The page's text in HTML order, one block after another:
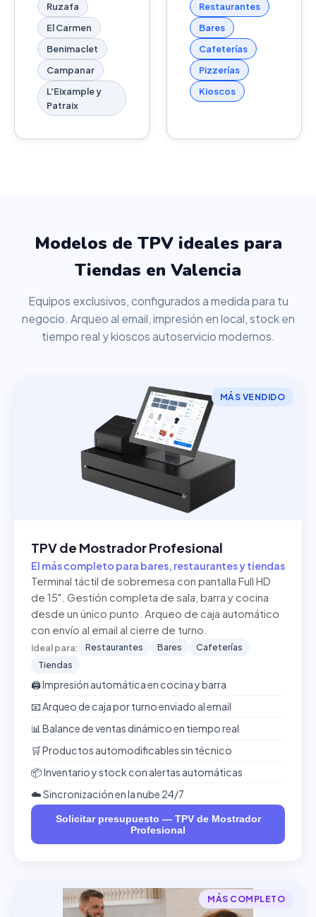
Ruzafa
El Carmen
Benimaclet
Campanar
L'Eixample y
Patraix
Restaurantes
Bares
Cafeterías
Pizzerías
Kioscos
Modelos de TPV ideales para
Tiendas en Valencia
Equipos exclusivos, configurados a medida para tu
negocio. Arqueo al email, impresión en local, stock en
tiempo real y kioscos autoservicio modernos.
MÁS VENDIDO
TPV de Mostrador Profesional
El más completo para bares, restaurantes y tiendas
Terminal táctil de sobremesa con pantalla Full HD
de 15". Gestión completa de sala, barra y cocina
desde un único punto. Arqueo de caja automático
con envío al email al cierre de turno.
Ideal para: Restaurantes Bares
Cafeterías
Tiendas
🖨️ Impresión automática en cocina y barra
📧 Arqueo de caja por turno enviado al email
📊 Balance de ventas dinámico en tiempo real
🛒 Productos automodificables sin técnico
📦 Inventario y stock con alertas automáticas
☁️ Sincronización en la nube 24/7
Solicitar presupuesto — TPV de Mostrador
Profesional
MÁS COMPLETO